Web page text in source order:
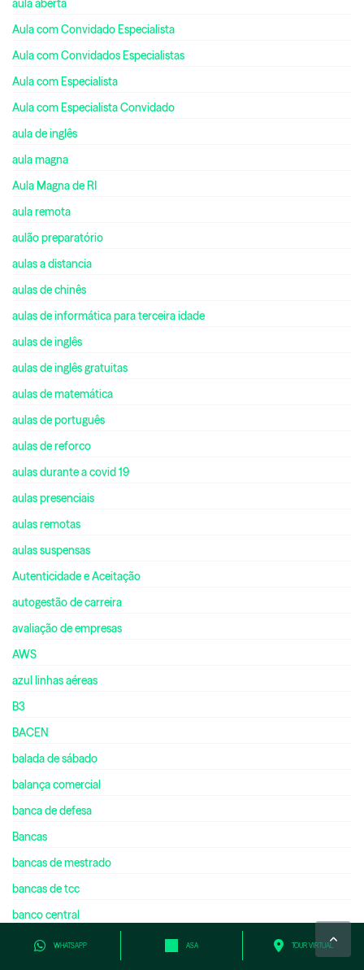
WHATSAPP ASA TOUR VIRTUAL
aula aberta
Aula com Convidado Especialista
Aula com Convidados Especialistas
Aula com Especialista
Aula com Especialista Convidado
aula de inglês
aula magna
Aula Magna de RI
aula remota
aulão preparatório
aulas a distancia
aulas de chinês
aulas de informática para terceira idade
aulas de inglês
aulas de inglês gratuitas
aulas de matemática
aulas de português
aulas de reforco
aulas durante a covid 19
aulas presenciais
aulas remotas
aulas suspensas
Autenticidade e Aceitação
autogestão de carreira
avaliação de empresas
AWS
azul linhas aéreas
B3
BACEN
balada de sábado
balança comercial
banca de defesa
Bancas
bancas de mestrado
bancas de tcc
banco central
banco central do brasil